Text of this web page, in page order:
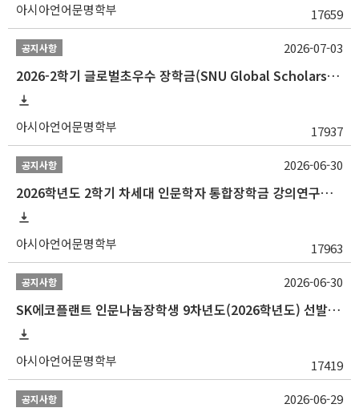
아시아언어문명학부 17659
공지사항
2026-2학기 글로벌초우수 장학금(SNU Global Scholarship, GS) 신청 안내(~7/12 23:00)
아시아언어문명학부 17937
2026-07-03
공지사항
2026학년도 2학기 차세대 인문학자 통합장학금 강의연구조교 선발 안내(~7/8)
아시아언어문명학부 17963
2026-06-30
공지사항
SK에코플랜트 인문나눔장학생 9차년도(2026학년도) 선발 안내(~7/20)
아시아언어문명학부 17419
2026-06-30
공지사항 2026-06-29